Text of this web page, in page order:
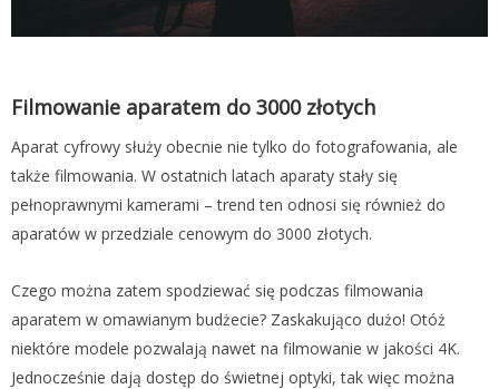
Filmowanie aparatem do 3000 złotych
Aparat cyfrowy służy obecnie nie tylko do fotografowania, ale
także filmowania. W ostatnich latach aparaty stały się
pełnoprawnymi kamerami – trend ten odnosi się również do
aparatów w przedziale cenowym do 3000 złotych.
Czego można zatem spodziewać się podczas filmowania
aparatem w omawianym budżecie? Zaskakująco dużo! Otóż
niektóre modele pozwalają nawet na filmowanie w jakości 4K.
Jednocześnie dają dostęp do świetnej optyki, tak więc można